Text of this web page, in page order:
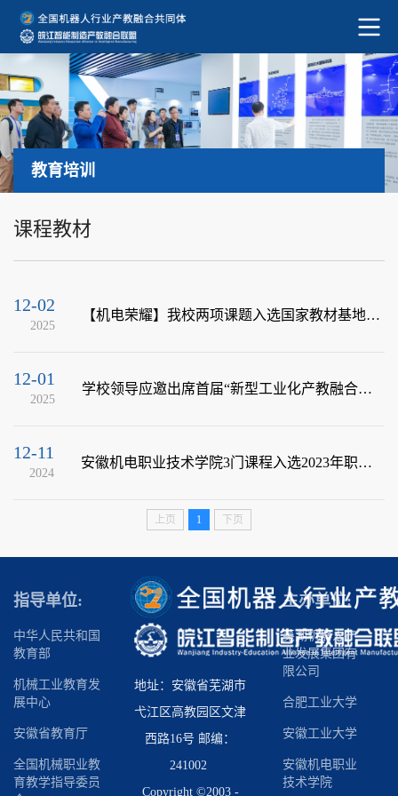
教育培训
课程教材
12-02
2025
【机电荣耀】我校两项课题入选国家教材基地重点项目
12-01
2025
学校领导应邀出席首届“新型工业化产教融合展”智能网联新能源汽车论坛并作专题报告
12-11
2024
安徽机电职业技术学院3门课程入选2023年职业教育国家在线精品课程
上页 1 下页
指导单位:
中华人民共和国
教育部
机械工业教育发
展中心
安徽省教育厅
全国机械职业教
育教学指导委员
地址：安徽省芜湖市
弋江区高教园区文津
西路16号 邮编：
241002
Copyright ©2003 -
主办单位:
芜湖机器人产
业发展集团有
限公司
合肥工业大学
安徽工业大学
安徽机电职业
技术学院